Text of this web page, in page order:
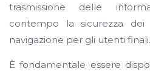
trasmissione delle
contempo la sicurezza
navigazione per gli utenti finali.
È fondamentale essere